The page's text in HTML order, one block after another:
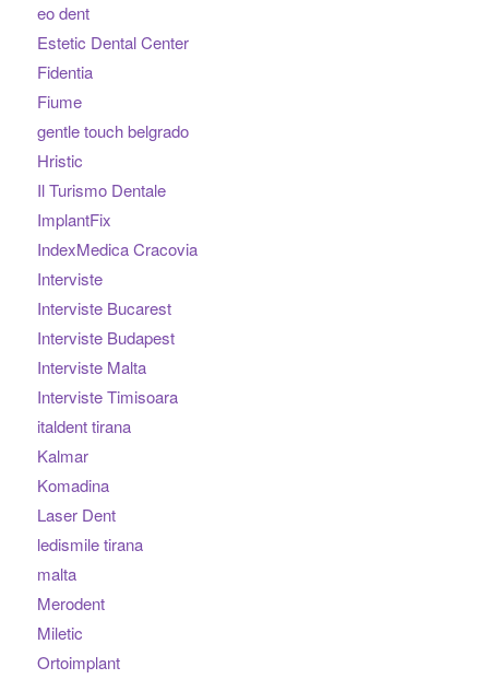
eo dent
Estetic Dental Center
Fidentia
Fiume
gentle touch belgrado
Hristic
Il Turismo Dentale
ImplantFix
IndexMedica Cracovia
Interviste
Interviste Bucarest
Interviste Budapest
Interviste Malta
Interviste Timisoara
italdent tirana
Kalmar
Komadina
Laser Dent
ledismile tirana
malta
Merodent
Miletic
Ortoimplant